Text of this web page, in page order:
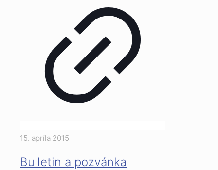
15. apríla 2015
Bulletin a pozvánka